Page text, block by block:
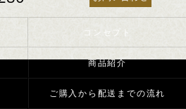
コンセプト
商品紹介
ご購入から配送までの流れ